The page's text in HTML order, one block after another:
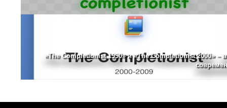
«The Completionist 1990» и «The Completionist 2000» –